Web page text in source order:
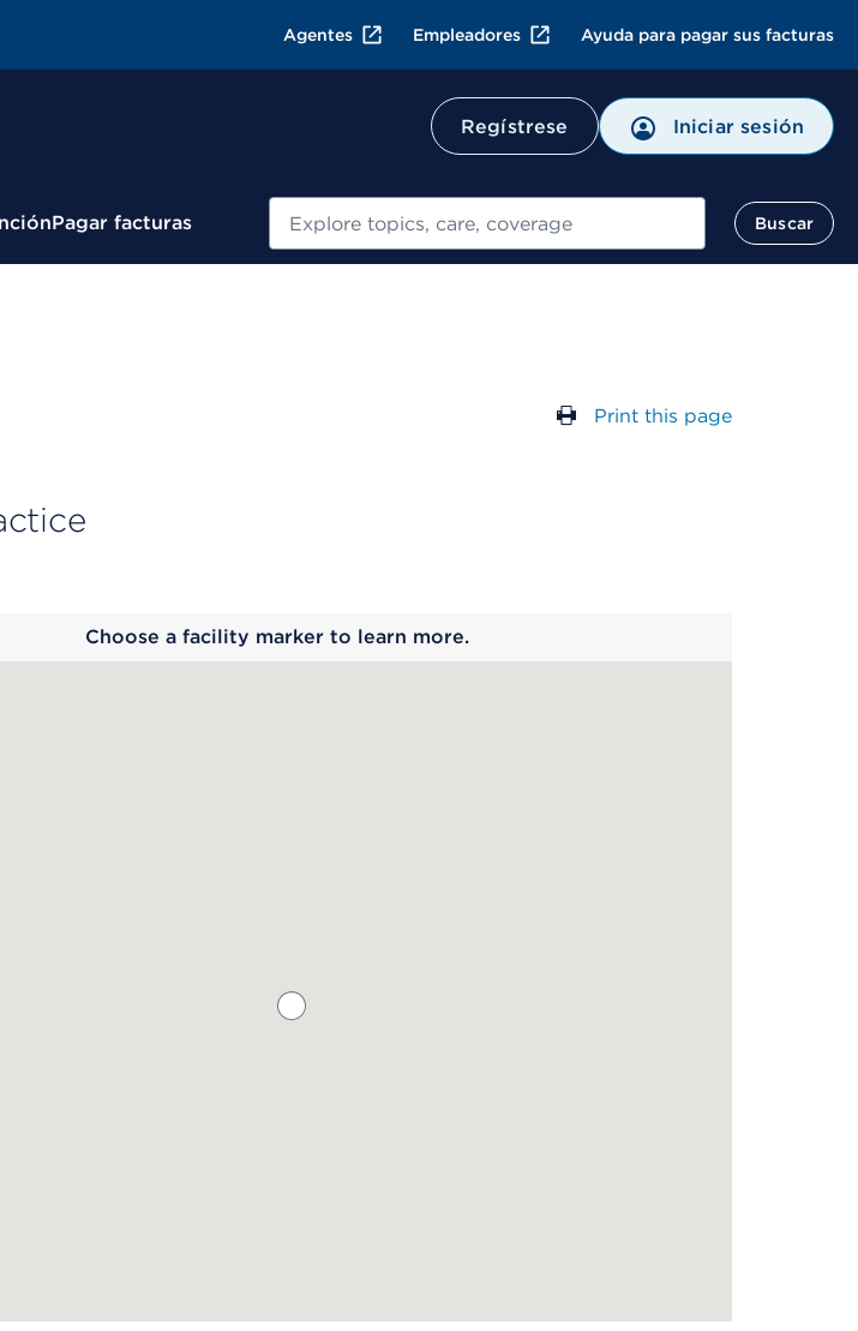
Agentes Empleadores Ayuda para pagar sus facturas
Regístrese Iniciar sesión
Pagar facturas Buscar
Buscar
Print this page
Choose a facility marker to learn more.